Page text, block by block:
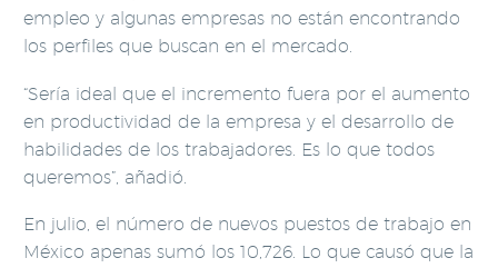
empleo y algunas empresas no están encontrando
los perfiles que buscan en el mercado.
“Sería ideal que el incremento fuera por el aumento
en productividad de la empresa y el desarrollo de
habilidades de los trabajadores. Es lo que todos
queremos”, añadió.
En julio, el número de nuevos puestos de trabajo en
México apenas sumó los 10,726. Lo que causó que la